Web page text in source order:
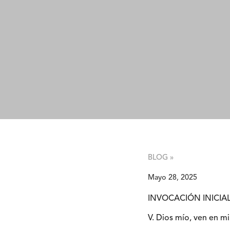
BLOG »
Mayo 28, 2025
INVOCACIÓN
V. Dios mío, ven en